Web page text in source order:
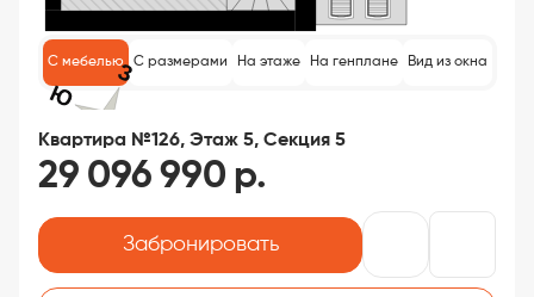
С мебелью С размерами На этаже На генплане Вид из окна
Квартира №126, Этаж 5, Секция 5
29 096 990 р.
Забронировать